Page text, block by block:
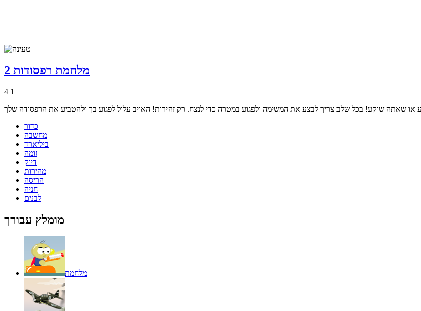
מלחמת רפסודות 2
4 1
כדור
מחשבה
ביליארד
זומה
דיוק
מהירות
הריסה
חניה
לבנים
מומלץ עבורך
מלחמת